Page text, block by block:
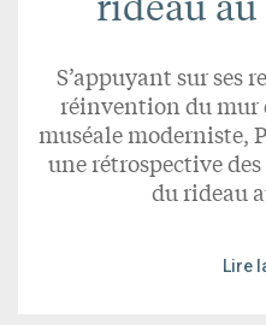
S’appuyant sur ses
réinvention du mur
muséale moderniste,
une rétrospective
du rideau
Lire